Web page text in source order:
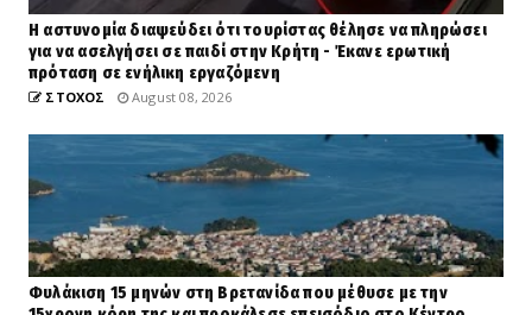
Η αστυνομία διαψεύδει ότι τουρίστας θέλησε να πληρώσει
για να ασελγήσει σε παιδί στην Κρήτη - Έκανε ερωτική
πρόταση σε ενήλικη εργαζόμενη
ΣΤΟΧΟΣ August 08, 2026
Φυλάκιση 15 μηνών στη Βρετανίδα που μέθυσε με την